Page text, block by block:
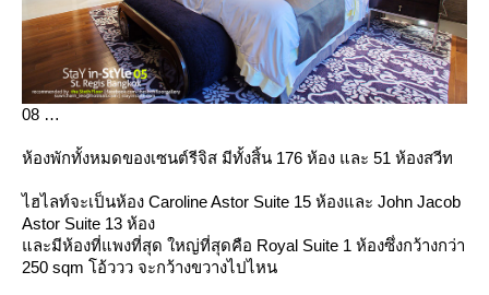
08
ห้องพักทั้งหมดของเซนต์รีจิส มีทั้งสิ้น 176 ห้อง และ 51 ห้องสวีท
ไฮไลท์จะเป็นห้อง Caroline Astor Suite 15 ห้องและ John Jacob
Astor Suite 13 ห้อง
ละมีห้องที่แพงที่สุด ใหญ่ที่สุดคือ Royal Suite 1 ห้องซึ่งกว้างกว่า
250 sqm โอ้ววว จะกว้างขวางไปไหน